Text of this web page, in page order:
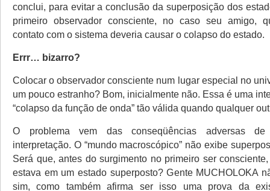
conclui, para evitar a conclusão da superposição dos
primeiro observador consciente, no caso seu amigo,
contato com o sistema deveria causar o colapso do estado.
Errr… bizarro?
Colocar o observador consciente num lugar especial no
um pouco estranho? Bom, inicialmente não. Essa é uma
“colapso da função de onda” tão válida quando qualquer
O problema vem das conseqüências adversas de
interpretação. O “mundo macroscópico” não exibe
Será que, antes do surgimento no primeiro ser
estava em um estado superposto? Gente MUCHOLOKA
sim, como também afirma ser isso uma prova da